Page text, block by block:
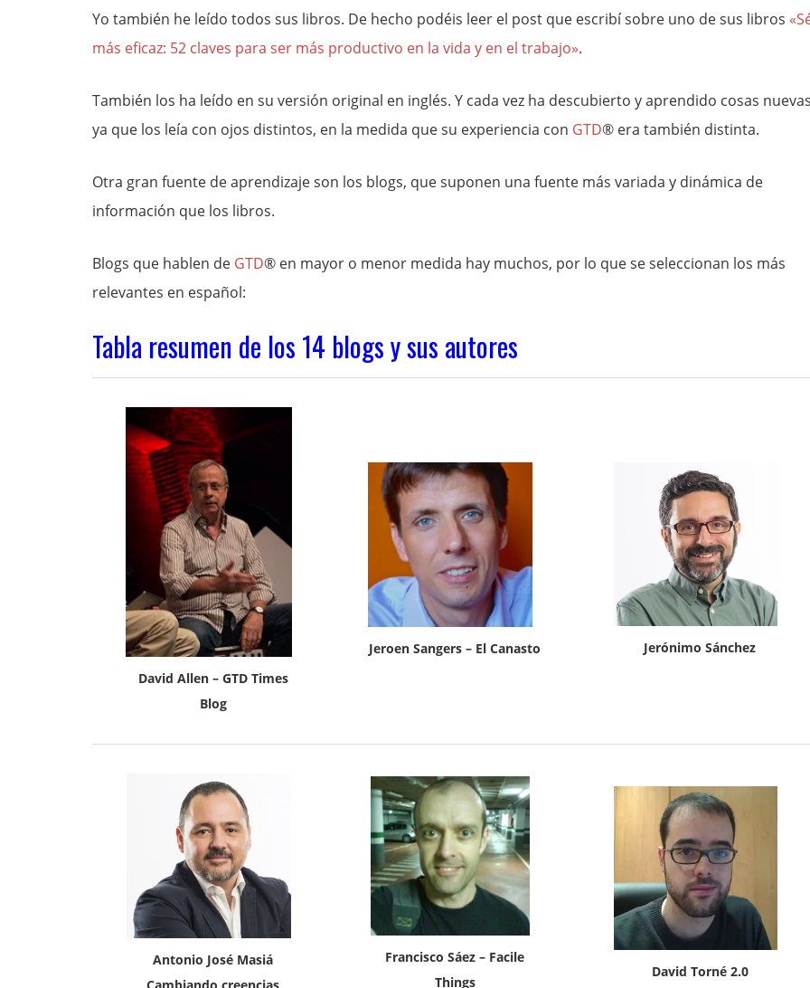
Yo también he leído todos sus libros. De hecho podéis leer el post que escribí sobre uno de sus libros
más eficaz: 52 claves para ser más productivo en la vida y en el trabajo».
También los ha leído en su versión original en inglés. Y cada vez ha descubierto y aprendido cosas
ya que los leía con ojos distintos, en la medida que su experiencia con GTD® era también distinta.
Otra gran fuente de aprendizaje son los blogs, que suponen una fuente más variada y dinámica de
información que los libros.
Blogs que hablen de GTD® en mayor o menor medida hay muchos, por lo que se seleccionan los más
relevantes en español:
Tabla resumen de los 14 blogs y sus autores
David Allen – GTD Times
Blog
Jeroen Sangers – El Canasto Jerónimo Sánchez
Antonio José Masiá
Francisco Sáez – Facile
Things
David Torné 2.0